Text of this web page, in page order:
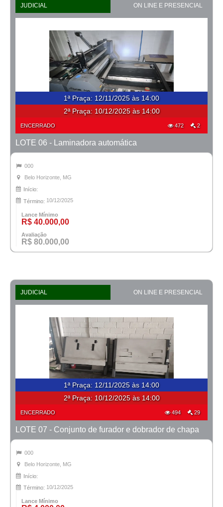
JUDICIAL ON LINE E PRESENCIAL
1ª Praça: 12/11/2025 às 14:00
2ª Praça: 10/12/2025 às 14:00
ENCERRADO 472 2
LOTE 06 - Laminadora automática
000
Belo Horizonte, MG
Início:
Término: 10/12/2025
Lance Mínimo
R$ 40.000,00
Avaliação
R$ 80.000,00
JUDICIAL ON LINE E PRESENCIAL
1ª Praça: 12/11/2025 às 14:00
2ª Praça: 10/12/2025 às 14:00
ENCERRADO 494 29
LOTE 07 - Conjunto de furador e dobrador de chapa
000
Belo Horizonte, MG
Início:
Término: 10/12/2025
Lance Mínimo